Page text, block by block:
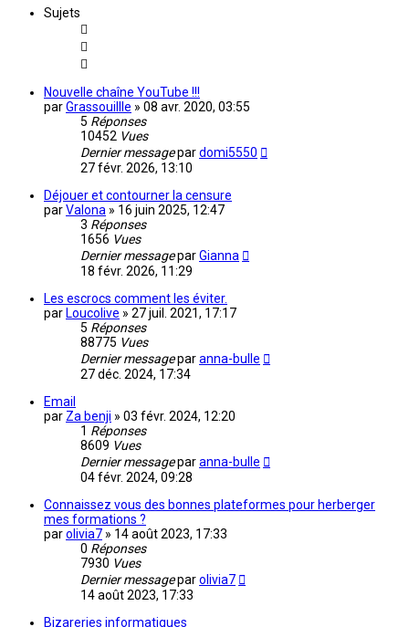
Sujets
Nouvelle chaîne YouTube !!!
parGrassouillle » 08 avr. 2020, 03:55
5 Réponses
10452 Vues
Dernier messagepardomi5550
27 févr. 2026, 13:10
Déjouer et contourner la censure
parValona » 16 juin 2025, 12:47
3 Réponses
1656 Vues
Dernier messageparGianna
18 févr. 2026, 11:29
Les escrocs comment les éviter.
par Loucolive » 27 juil. 2021, 17:17
5 Réponses
88775 Vues
Dernier messageparanna-bulle
27 déc. 2024, 17:34
Email
par Za benji » 03 févr. 2024, 12:20
1 Réponses
8609 Vues
Dernier messageparanna-bulle
04 févr. 2024, 09:28
Connaissez vous des bonnes plateformes pour herberger
mes formations ?
parolivia7 » 14 août 2023, 17:33
0 Réponses
7930 Vues
Dernier messageparolivia7
14 août 2023, 17:33
Bizareries informatiques